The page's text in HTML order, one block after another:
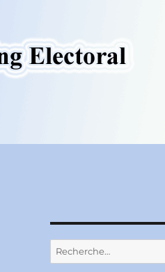
Recherche
pour :